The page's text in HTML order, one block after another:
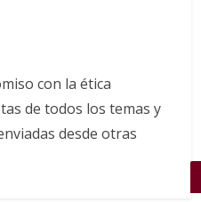
con la ética
de todos los temas y
desde otras